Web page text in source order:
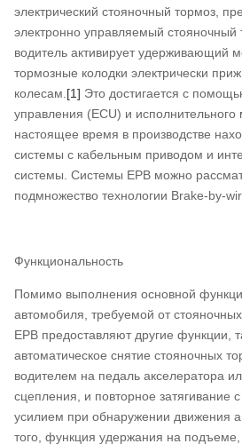
электрический стояночный тормоз,
электронно управляемый стояночный
водитель активирует удерживающий
тормозные колодки электрически
колесам. [1] Это достигается с
управления (ECU) и
настоящее время в производстве
системы с кабельным приводом и
системы. Системы EPB можно
подмножество технологии Brake-by-
Функциональность
Помимо выполнения основной
автомобиля, требуемой от
EPB предоставляют другие функции,
автоматическое снятие стояночных
водителем на педаль акселератора
сцепления, и повторное затягивание
усилием при обнаружении движения
того, функция удержания на